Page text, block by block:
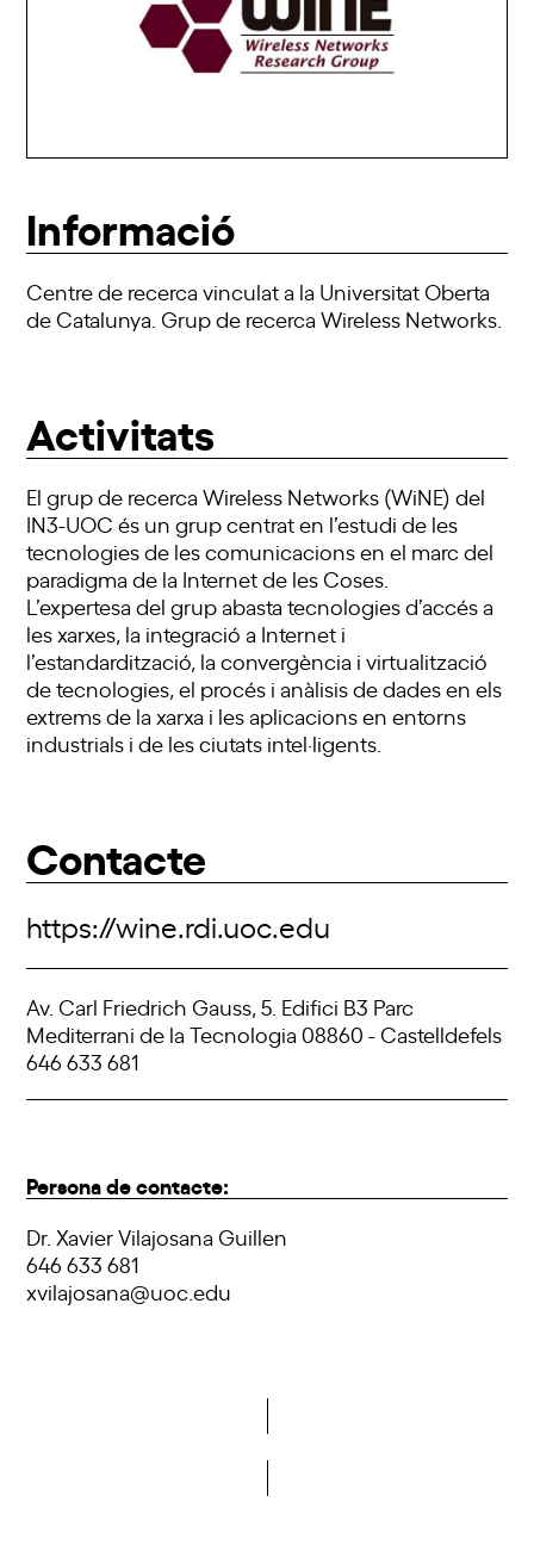
Informació
Centre de recerca vinculat a la Universitat Oberta
de Catalunya. Grup de recerca Wireless Networks.
Activitats
El grup de recerca Wireless Networks (WiNE) del
IN3-UOC és un grup centrat en l’estudi de les
tecnologies de les comunicacions en el marc del
paradigma de la Internet de les Coses.
L’expertesa del grup abasta tecnologies d’accés a
les xarxes, la integració a Internet i
l’estandardització, la convergència i virtualització
de tecnologies, el procés i anàlisis de dades en els
extrems de la xarxa i les aplicacions en entorns
industrials i de les ciutats intel·ligents.
Contacte
https://wine.rdi.uoc.edu
Av. Carl Friedrich Gauss, 5. Edifici B3 Parc
Mediterrani de la Tecnologia 08860 - Castelldefels
646 633 681
Persona de contacte:
Dr. Xavier Vilajosana Guillen
646 633 681
xvilajosana@uoc.edu